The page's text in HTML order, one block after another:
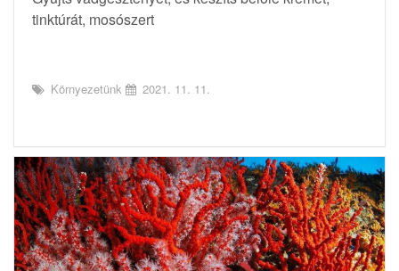
tinktúrát, mosószert
Környezetünk 2021. 11. 11.